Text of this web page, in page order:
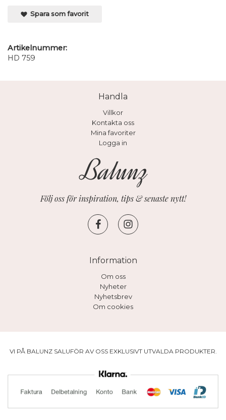
Spara som favorit
Artikelnummer:
HD 759
Handla
Villkor
Kontakta oss
Mina favoriter
Logga in
Följ oss för inspiration, tips & senaste nytt!
Information
Om oss
Nyheter
Nyhetsbrev
Om cookies
VI PÅ BALUNZ SALUFÖR AV OSS EXKLUSIVT UTVALDA PRODUKTER.